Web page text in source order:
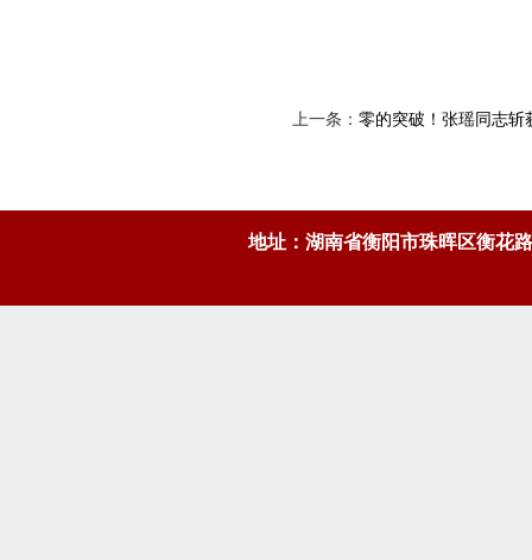
上一条： 零的突破！张瑶同志
地址：湖南省衡阳市珠晖区衡花